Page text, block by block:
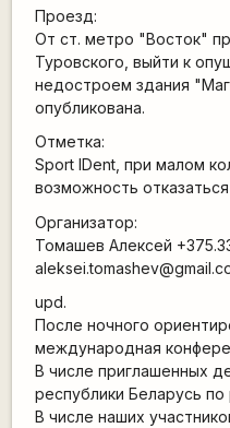
Проезд:
От ст. метро "Восток"
Туровского, выйти к
недостроем здания
опубликована.
Отметка:
Sport IDent, при малом
возможность
Организатор:
Томашев Алексей
upd.
После ночного
международная
В числе приглашенных
республики Беларусь по
В числе наших